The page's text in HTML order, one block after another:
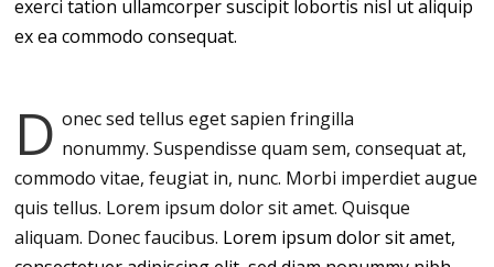
exerci tation ullamcorper suscipit lobortis nisl ut aliquip
ex ea commodo consequat.
D onec sed tellus eget sapien fringilla
nonummy.Suspendisse quam sem, consequat at,
commodo vitae, feugiat in, nunc. Morbi imperdiet augue
quis tellus. Lorem ipsum dolor sit amet. Quisque
aliquam. Donec faucibus. Lorem ipsum dolor sit amet,